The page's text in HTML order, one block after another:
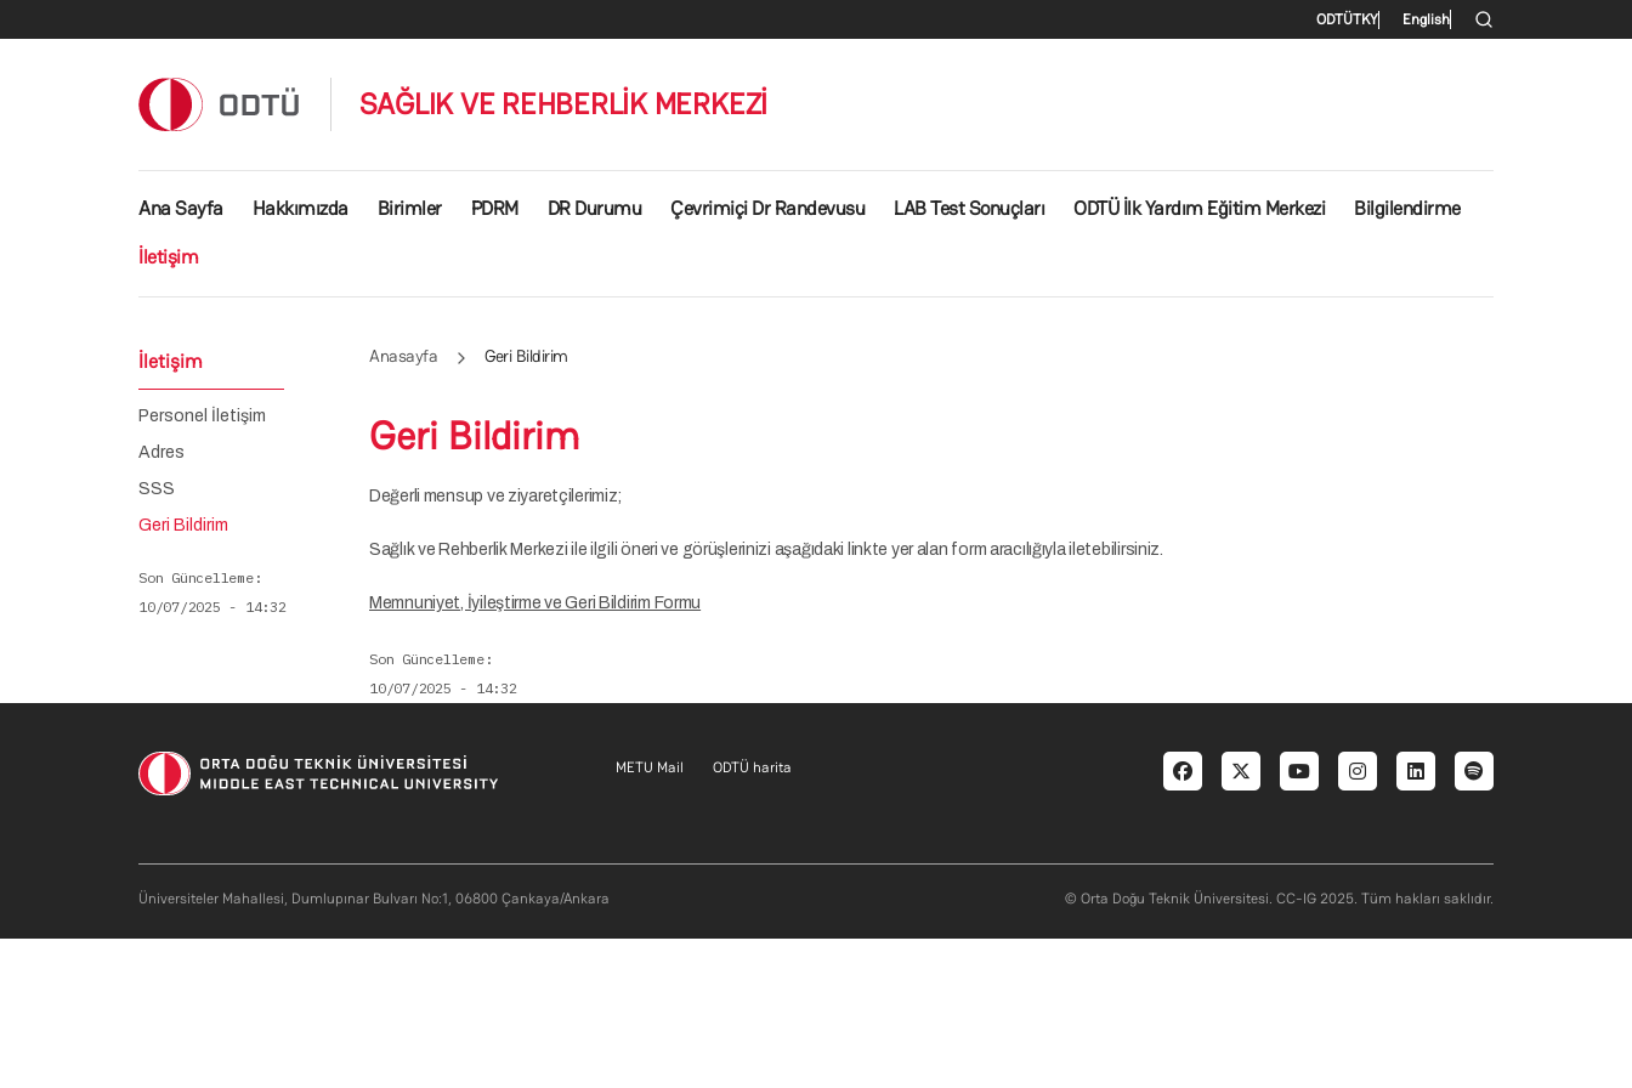
İkincil menü
ODTÜTKY English
SAĞLIK VE REHBERLİK MERKEZİ
Ana gezinti menüsü
Ana Sayfa Hakkımızda Birimler PDRM DR Durumu Çevrimiçi Dr Randevusu LAB Test Sonuçları ODTÜ İlk Yardım Eğitim Merkezi
Bilgilendirme
İletişim
Anasayfa Geri Bildirim
Geri Bildirim
Değerli mensup ve ziyaretçilerimiz;
Sağlık ve Rehberlik Merkezi ile ilgili öneri ve görüşlerinizi aşağıdaki linkte yer alan form aracılığıyla iletebilirsiniz.
Memnuniyet, İyileştirme ve Geri Bildirim Formu
Son Güncelleme
10/07/2025 - 14:32
İletişim
Personel İletişim
Adres
SSS
Geri Bildirim
Son Güncelleme
10/07/2025 - 14:32
Footer menu 1 TR
METU Mail Footer menu 2 TR
ODTÜ harita Social menu
Üniversiteler Mahallesi, Dumlupınar Bulvarı No:1, 06800 Çankaya/Ankara © Orta Doğu Teknik Üniversitesi. CC-IG 2025. Tüm hakları saklıdır.